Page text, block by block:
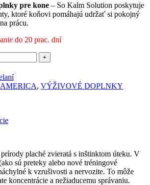
pre kone – So Kalm Solution poskytuje
ktoré koňovi pomáhajú udržať si pokojný
prácu.
do 20 prac. dní
, VÝŽIVOVÉ DOPLNKY
plaché zvieratá s inštinktom úteku. V
sú preteky alebo nové tréningové
k vzrušivosti a nervozite. To môže
koncentrácie a nežiaducemu správaniu.